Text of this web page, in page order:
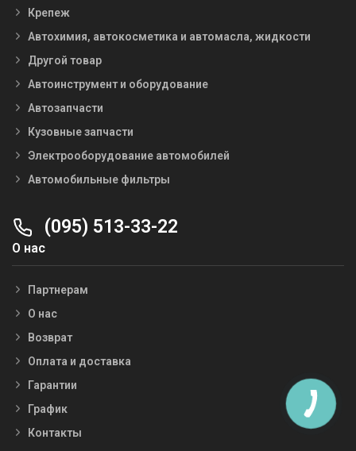
Крепеж
Автохимия, автокосметика и автомасла, жидкости
Другой товар
Автоинструмент и оборудование
Автозапчасти
Кузовные запчасти
Электрооборудование автомобилей
Автомобильные фильтры
(095) 513-33-22
О нас
Партнерам
О нас
Возврат
Оплата и доставка
Гарантии
График
Контакты